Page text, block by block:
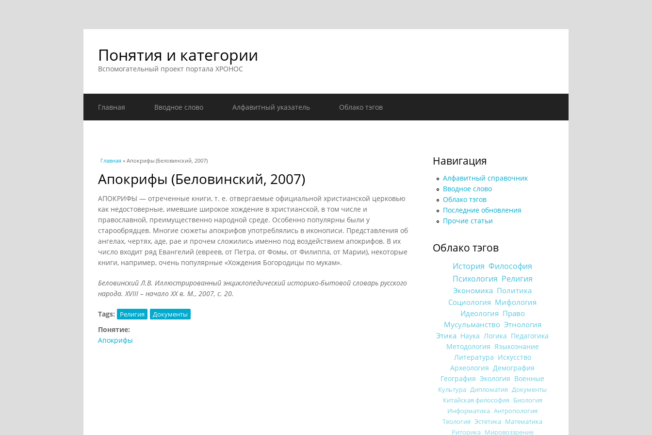
Понятия и категории
Вспомогательный проект портала ХРОНОС
Главная Вводное слово Алфавитный указатель Облако тэгов
Вы здесь
Главная » Апокрифы (Беловинский, 2007)
Апокрифы (Беловинский, 2007)
АПОКРИФЫ — отреченные книги, т. е. отвергаемые официальной христианской церковью
как недостоверные, имевшие широкое хождение в христианской, в том числе и
православной, преимущественно народной среде. Особенно популярны были у
старообрядцев. Многие сюжеты апокрифов употреблялись в иконописи. Представления об
ангелах, чертях, аде, рае и прочем сложились именно под воздействием апокрифов. В их
число входит ряд Евангелий (евреев, от Петра, от Фомы, от Филиппа, от Марии), некоторые
книги, например, очень популярные «Хождения Богородицы по мукам».
Беловинский Л.В. Иллюстрированный энциклопедический историко-бытовой словарь русского
народа.XVIII – началоXX в. М., 2007, с. 20.
Tags: Религия Документы
Понятие:
Апокрифы
Навигация
Алфавитный справочник
Вводное слово
Облако тэгов
Последние обновления
Прочие статьи
Облако тэгов
История Философия
Психология Религия
Экономика Политика
Социология Мифология
Идеология Право
Мусульманство Этнология
Этика Наука Логика Педагогика
Методология Языкознание
Литература Искусство
Археология Демография
География Экология Военные
Культура Дипломатия Документы
Китайская философия Биология
Информатика Антропология
Теология Эстетика Математика
Риторика Мировоззрение